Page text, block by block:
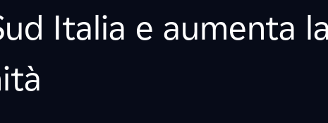
Italia e aumenta